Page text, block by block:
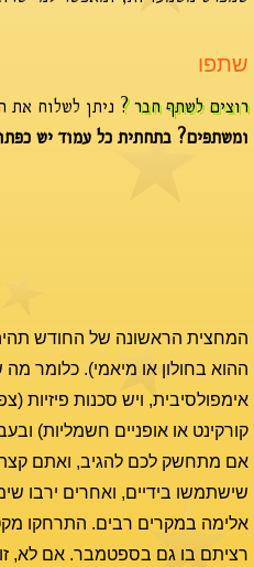
שתפו
רוצים לשתף חבר ? ניתן לשלוח את
ומשתפים? בתחתית כל עמוד יש
המחצית הראשונה של החודש
ההוא בחולון או מיאמי). כלומר מה
אימפולסיבית, ויש סכנות פיזיות
קורקינט או אופניים חשמליות)
אם מתחשק לכם להגיב, ואתם קצת
שישתמשו בידיים, ואחרים ירבו
אלימה במקרים רבים. התרחקו
רציתם בו גם בספטמבר. אם לא, זו